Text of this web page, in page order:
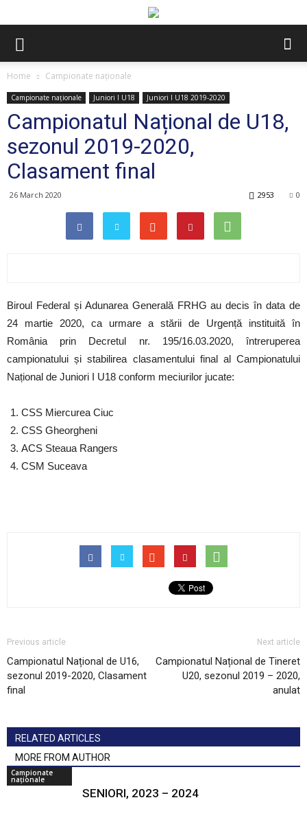
Home Campionate naționale
Campionate naționale Juniori I U18 Juniori I U18 2019-2020
Campionatul Național de U18,
sezonul 2019-2020,
Clasament final
26 March 2020 0
2953
Biroul Federal și Adunarea Generală FRHG au decis în data de
24 martie 2020, ca urmare a stării de Urgență instituită în
România prin Decretul nr. 195/16.03.2020, întreruperea
campionatului și stabilirea clasamentului final al Campionatului
Național de Juniori I U18 conform meciurilor jucate:
CSS Miercurea Ciuc
CSS Gheorgheni
ACS Steaua Rangers
CSM Suceava
Previous article
Campionatul Național de U16,
sezonul 2019-2020, Clasament
final
Next article
Campionatul Național de Tineret
U20, sezonul 2019 – 2020,
anulat
RELATED ARTICLES
MORE FROM AUTHOR
Campionate
naționale
SENIORI, 2023 – 2024